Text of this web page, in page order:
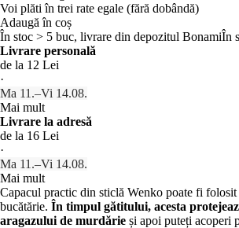
Voi plăti în trei rate egale (fără dobândă)
Adaugă în coș
În stoc > 5 buc, livrare din depozitul BonamiÎn
Livrare personală
de la 12 Lei
·
Ma 11.–Vi 14.08.
Mai mult
Livrare la adresă
de la 16 Lei
·
Ma 11.–Vi 14.08.
Mai mult
Capacul practic din sticlă Wenko poate fi
bucătărie. În timpul gătitului, acesta
aragazului de murdărie și apoi puteți acoperi